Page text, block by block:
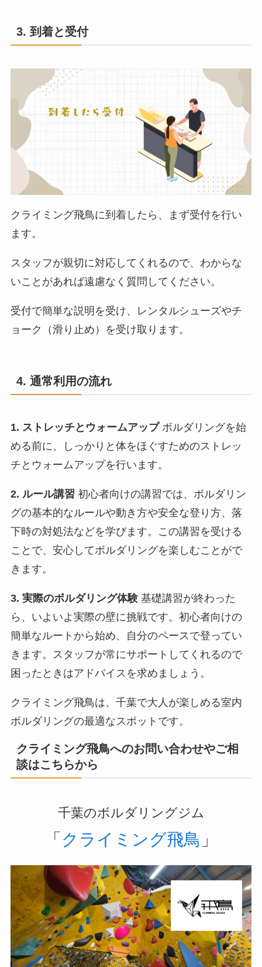
3. 到着と受付
クライミング飛鳥に到着したら、まず受付を行い
ます。
スタッフが親切に対応してくれるので、わからな
いことがあれば遠慮なく質問してください。
受付で簡単な説明を受け、レンタルシューズやチ
ョーク（滑り止め）を受け取ります。
4. 通常利用の流れ
1. ストレッチとウォームアップボルダリングを始
める前に、しっかりと体をほぐすためのストレッ
チとウォームアップを行います。
2. ルール講習 初心者向けの講習では、ボルダリン
グの基本的なルールや動き方や安全な登り方、落
下時の対処法などを学びます。この講習を受ける
ことで、安心してボルダリングを楽しむことがで
きます。
3. 実際のボルダリング体験基礎講習が終わった
ら、いよいよ実際の壁に挑戦です。初心者向けの
簡単なルートから始め、自分のペースで登ってい
きます。スタッフが常にサポートしてくれるので
困ったときはアドバイスを求めましょう。
クライミング飛鳥は、千葉で大人が楽しめる室内
ボルダリングの最適なスポットです。
クライミング飛鳥へのお問い合わせやご相
談はこちらから
千葉のボルダリングジム
「 クライミング飛鳥 」